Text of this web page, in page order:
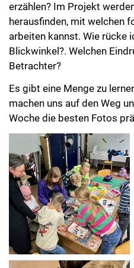
erzählen? Im Projekt
herausfinden, mit welchen
arbeiten kannst. Wie rücke
Blickwinkel?. Welchen
Betrachter?
Es gibt eine Menge zu
machen uns auf den Weg
Woche die besten Fotos